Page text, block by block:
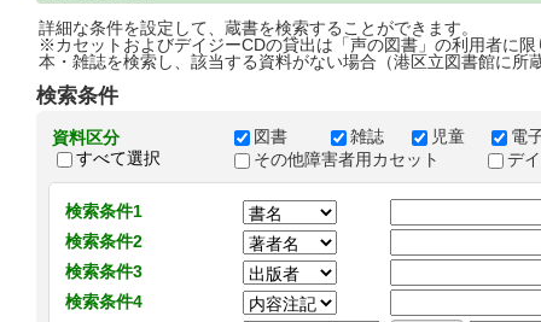
詳細な条件を設定して、蔵書を検索することができます。
※カセットおよびデイジーCDの貸出は「声の図書」の利用者に限
本・雑誌を検索し、該当する資料がない場合（港区立図書館に所
検索条件
資料区分
すべて選択
図書 雑誌 児童
電
その他障害者用カセット
デ
検索条件1
検索条件2
検索条件3
検索条件4